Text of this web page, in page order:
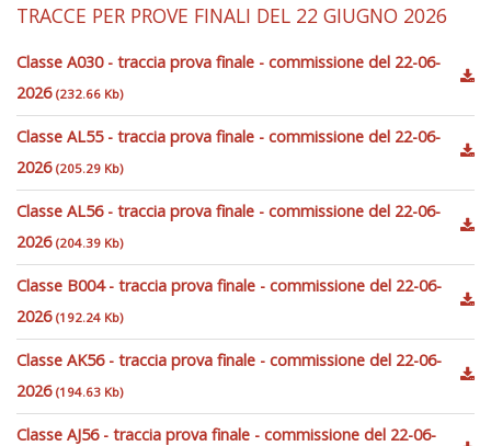
TRACCE PER PROVE FINALI DEL 22 GIUGNO 2026
Classe A030 - traccia prova finale - commissione del 22-06-
2026 (232.66 Kb)
Classe AL55 - traccia prova finale - commissione del 22-06-
2026 (205.29 Kb)
Classe AL56 - traccia prova finale - commissione del 22-06-
2026 (204.39 Kb)
Classe B004 - traccia prova finale - commissione del 22-06-
2026 (192.24 Kb)
Classe AK56 - traccia prova finale - commissione del 22-06-
2026 (194.63 Kb)
Classe AJ56 - traccia prova finale - commissione del 22-06-